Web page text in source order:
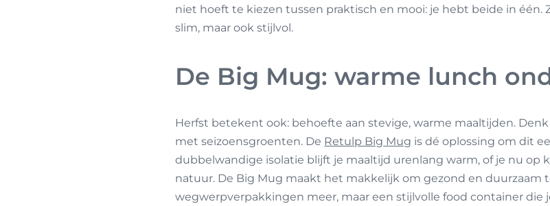
niet hoeft te kiezen tussen praktisch en mooi: je hebt beide in één.
slim, maar ook stijlvol.
De Big Mug: warme lunch
Herfst betekent ook: behoefte aan stevige, warme maaltijden.
met seizoensgroenten. De Retulp Big Mug is dé oplossing om dit
dubbelwandige isolatie blijft je maaltijd urenlang warm, of je nu op
natuur. De Big Mug maakt het makkelijk om gezond en duurzaam
wegwerpverpakkingen meer, maar een stijlvolle food container die